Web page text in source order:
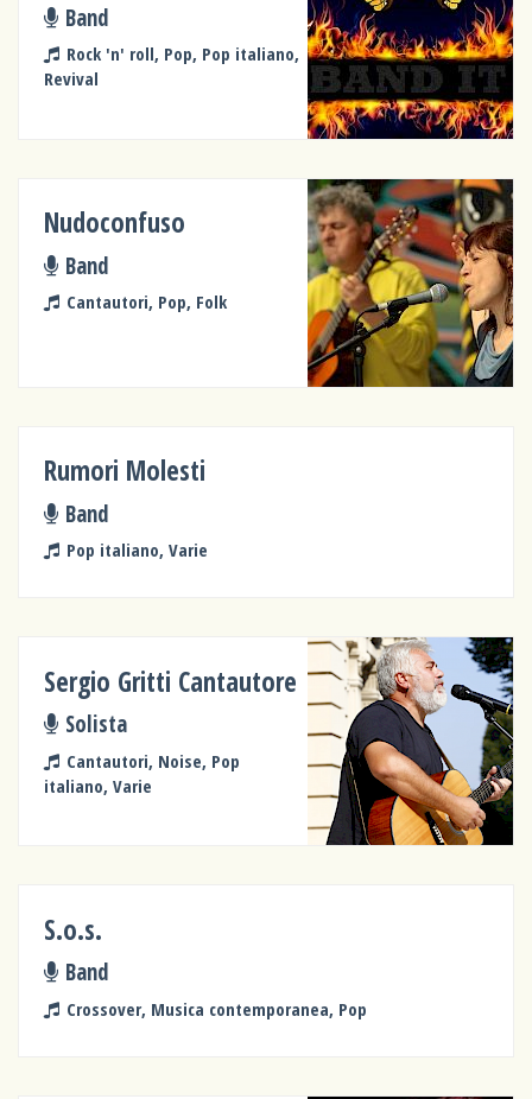
Band
Rock 'n' roll, Pop, Pop italiano,
Revival
Nudoconfuso
Band
Cantautori, Pop, Folk
Rumori Molesti
Band
Pop italiano, Varie
Sergio Gritti Cantautore
Solista
Cantautori, Noise, Pop
italiano, Varie
S.o.s.
Band
Crossover, Musica contemporanea, Pop